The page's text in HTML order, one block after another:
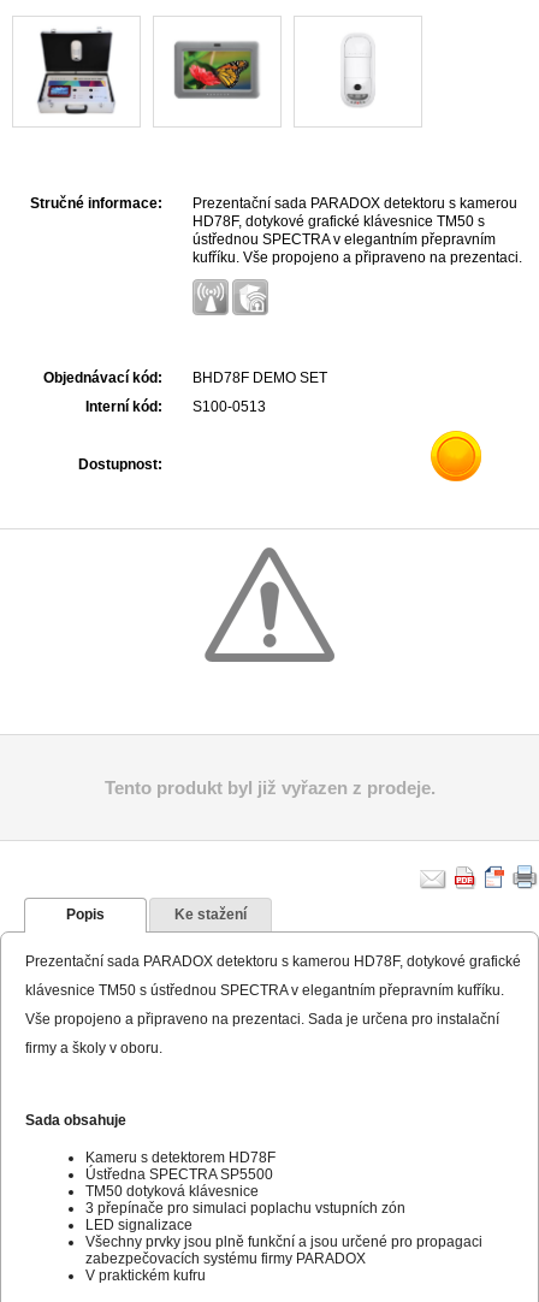
Stručné informace:
Prezentační sada PARADOX detektoru s kamerou
HD78F, dotykové grafické klávesnice TM50 s
ústřednou SPECTRA v elegantním přepravním
kufříku. Vše propojeno a připraveno na prezentaci.
Sada je určena pro instalační firmy a školy v oboru.
Objednávací kód:
BHD78F DEMO SET
Interní kód:
S100-0513
Dostupnost:
Tento produkt byl již vyřazen z prodeje.
Popis Ke stažení
Prezentační sada PARADOX detektoru s kamerou HD78F, dotykové grafické
klávesnice TM50 s ústřednou SPECTRA v elegantním přepravním kufříku.
Vše propojeno a připraveno na prezentaci. Sada je určena pro instalační
firmy a školy v oboru.
Sada obsahuje
Kameru s detektorem HD78F
Ústředna SPECTRA SP5500
TM50 dotyková klávesnice
3 přepínače pro simulaci poplachu vstupních zón
LED signalizace
Všechny prvky jsou plně funkční a jsou určené pro propagaci
zabezpečovacích systému firmy PARADOX
V praktickém kufru